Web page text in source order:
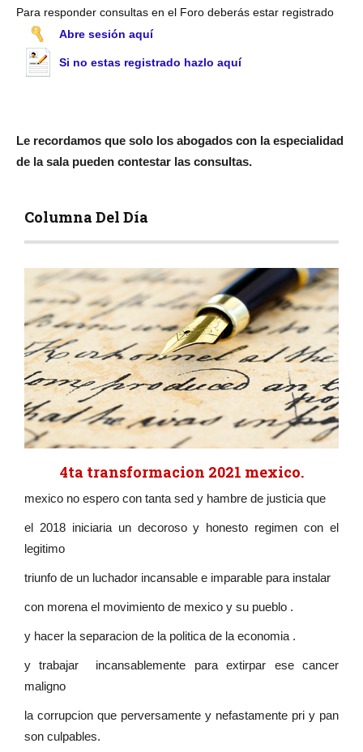
Para responder consultas en el Foro deberás estar registrado
Abre sesión aquí
Si no estas registrado hazlo aquí
Le recordamos que solo los abogados con la especialidad
de la sala pueden contestar las consultas.
Columna Del Día
4ta transformacion 2021 mexico.
mexico no espero con tanta sed y hambre de justicia que
el 2018 iniciaria un decoroso y honesto regimen con el
legitimo
triunfo de un luchador incansable e imparable para instalar
con morena el movimiento de mexico y su pueblo .
y hacer la separacion de la politica de la economia .
y trabajar incansablemente para extirpar ese cancer
maligno
la corrupcion que perversamente y nefastamente pri y pan
son culpables.